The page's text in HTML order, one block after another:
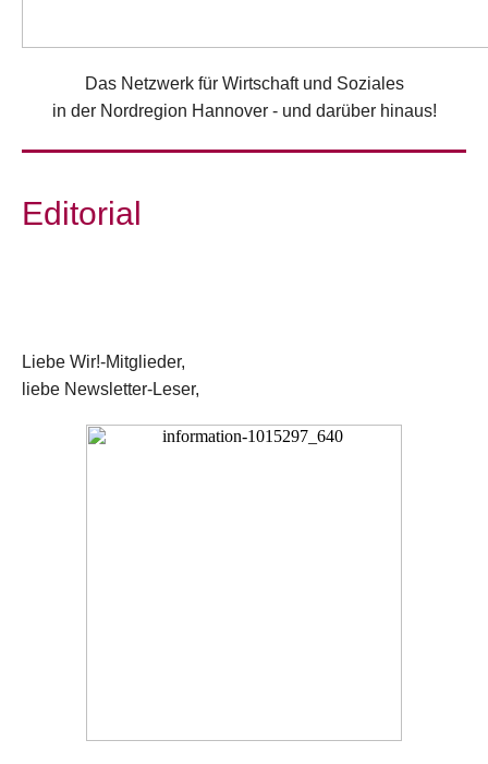
Das Netzwerk für Wirtschaft und Soziales
in der Nordregion Hannover - und darüber hinaus!
Editorial
Liebe Wir!-Mitglieder,
liebe Newsletter-Leser,